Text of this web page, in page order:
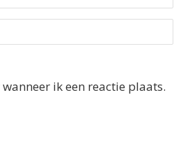
ik een reactie plaats.